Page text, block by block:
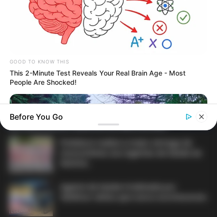
contrato precário — entenda o que muda
no seu bolso e na sua carreira.
DIVERSAS
MATÉRIAS EM DESTAQUE NOS ÚLTIMOS 30 DIAS
GOOD TO KNOW THIS
This 2-Minute Test Reveals Your Real Brain Age - Most
People Are Shocked!
BUZZDAY
Before You Go